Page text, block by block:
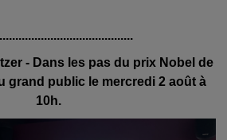
- Dans les pas du prix Nobel de
grand public le mercredi 2 août à
10h.